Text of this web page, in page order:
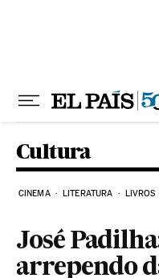
Cultura
CINEMA LITERATURA LIVROS
José
arrependo